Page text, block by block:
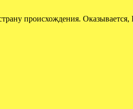
происхождения.